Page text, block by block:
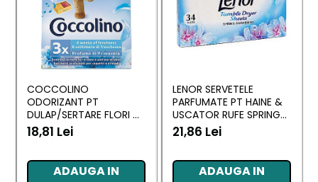
COCCOLINO
ODORIZANT PT
DULAP/SERTARE FLORI DI
PRIMAVERA 3 BUC
18,81 Lei
ADAUGA IN
LENOR SERVETELE
PARFUMATE PT HAINE &
USCATOR RUFE SPRING
AWAKENING 34 BUC
21,86 Lei
ADAUGA IN